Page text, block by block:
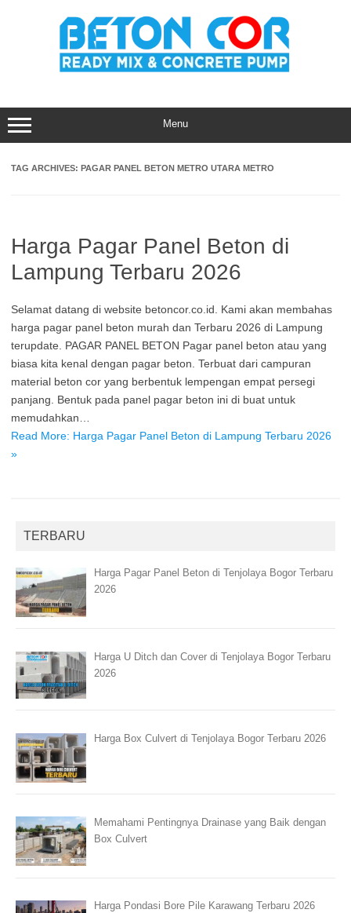
Menu
TAG ARCHIVES: PAGAR PANEL BETON METRO UTARA METRO
Harga Pagar Panel Beton di
Lampung Terbaru 2026
Selamat datang di website betoncor.co.id. Kami akan membahas
harga pagar panel beton murah dan Terbaru 2026 di Lampung
terupdate. PAGAR PANEL BETON Pagar panel beton atau yang
biasa kita kenal dengan pagar beton. Terbuat dari campuran
material beton cor yang berbentuk lempengan empat persegi
panjang. Bentuk pada panel pagar beton ini di buat untuk
memudahkan…
Read More: Harga Pagar Panel Beton di Lampung Terbaru 2026
»
TERBARU
Harga Pagar Panel Beton di Tenjolaya Bogor Terbaru
2026
Harga U Ditch dan Cover di Tenjolaya Bogor Terbaru
2026
Harga Box Culvert di Tenjolaya Bogor Terbaru 2026
Memahami Pentingnya Drainase yang Baik dengan
Box Culvert
Harga Pondasi Bore Pile Karawang Terbaru 2026